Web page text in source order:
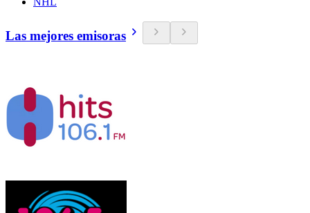
Las mejores emisoras